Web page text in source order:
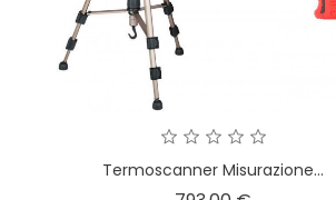
Termoscanner Misurazione...